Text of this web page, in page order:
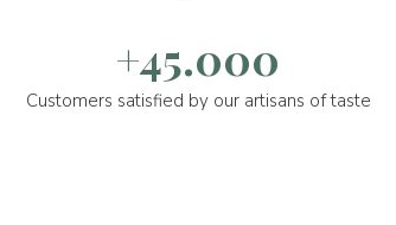
+45.000
Customers satisfied by our artisans of taste